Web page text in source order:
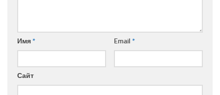
Имя* Email *
Сайт